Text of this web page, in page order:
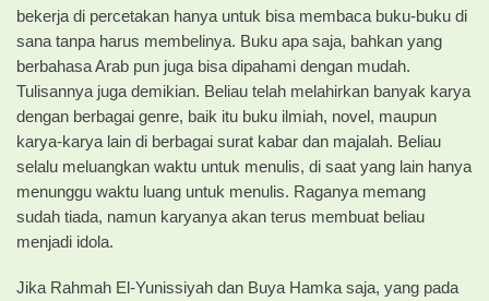
bekerja di percetakan hanya untuk bisa membaca buku-buku di
sana tanpa harus membelinya. Buku apa saja, bahkan yang
berbahasa Arab pun juga bisa dipahami dengan mudah.
Tulisannya juga demikian. Beliau telah melahirkan banyak karya
dengan berbagai genre, baik itu buku ilmiah, novel, maupun
karya-karya lain di berbagai surat kabar dan majalah. Beliau
selalu meluangkan waktu untuk menulis, di saat yang lain hanya
menunggu waktu luang untuk menulis. Raganya memang
sudah tiada, namun karyanya akan terus membuat beliau
menjadi idola.
Jika Rahmah El-Yunissiyah dan Buya Hamka saja, yang pada